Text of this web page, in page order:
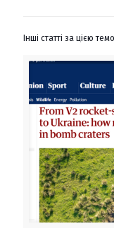
Інші статті за цією